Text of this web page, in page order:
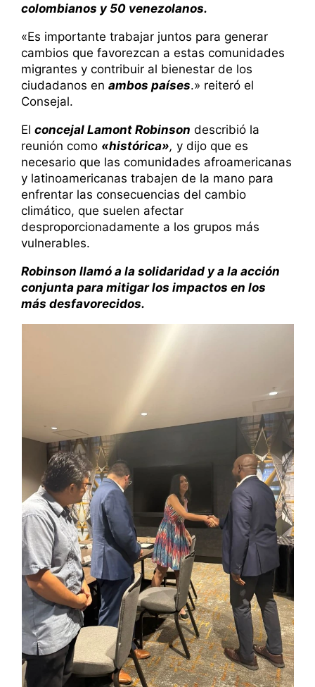
colombianos y 50 venezolanos.
«Es importante trabajar juntos para generar
cambios que favorezcan a estas comunidades
migrantes y contribuir al bienestar de los
ciudadanos enambos países.» reiteró el
Consejal.
Elconcejal Lamont Robinson describió la
reunión como «histórica», y dijo que es
necesario que las comunidades afroamericanas
y latinoamericanas trabajen de la mano para
enfrentar las consecuencias del cambio
climático, que suelen afectar
desproporcionadamente a los grupos más
vulnerables.
Robinson llamó a la solidaridad y a la acción
conjunta para mitigar los impactos en los
más desfavorecidos.